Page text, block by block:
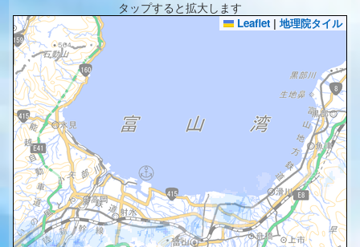
タップすると拡大します
Leaflet | 地理院タイル